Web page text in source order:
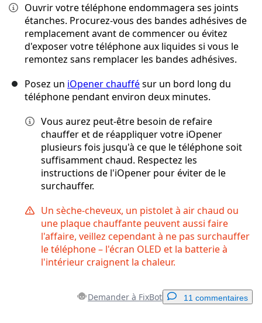
Ouvrir votre téléphone endommagera ses joints
étanches. Procurez-vous des bandes adhésives de
remplacement avant de commencer ou évitez
d'exposer votre téléphone aux liquides si vous le
remontez sans remplacer les bandes adhésives.
Posez un iOpener chauffésur un bord long du
téléphone pendant environ deux minutes.
Vous aurez peut-être besoin de refaire
chauffer et de réappliquer votre iOpener
plusieurs fois jusqu'à ce que le téléphone soit
suffisamment chaud. Respectez les
instructions de l'iOpener pour éviter de le
surchauffer.
Un sèche-cheveux, un pistolet à air chaud ou
une plaque chauffante peuvent aussi faire
l'affaire, veillez cependant à ne pas surchauffer
le téléphone – l'écran OLED et la batterie à
l'intérieur craignent la chaleur.
Demander à FixBot 11 commentaires